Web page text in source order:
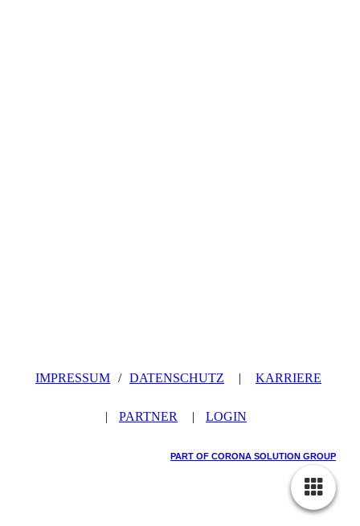
IMPRESSUM / DATENSCHUTZ | KARRIERE
| PARTNER | LOGIN
PART OF CORONA SOLUTION GROUP